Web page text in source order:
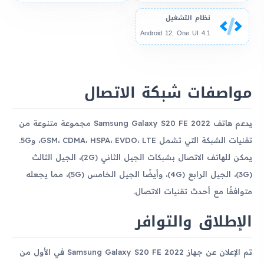
نظام التشغيل
Android 12, One UI 4.1
مواصفات شبكة الاتصال
يدعم هاتف Samsung Galaxy S20 FE 2022 مجموعة متنوعة من
تقنيات الشبكة التي تشمل GSM، CDMA، HSPA، EVDO، LTE، و5G.
يمكن للهاتف الاتصال بشبكات الجيل الثاني (2G)، الجيل الثالث
(3G)، الجيل الرابع (4G)، وأيضًا الجيل الخامس (5G)، مما يجعله
متوافقًا مع أحدث تقنيات الاتصال.
الإطلاق والتوافر
تم الإعلان عن جهاز Samsung Galaxy S20 FE 2022 في الأول من